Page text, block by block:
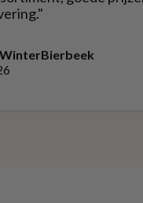
Bierbeek